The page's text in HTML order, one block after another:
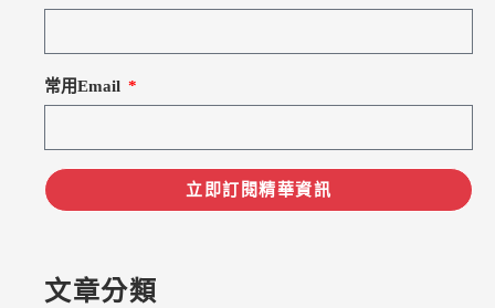
常用Email
立即訂閱精華資訊
文章分類